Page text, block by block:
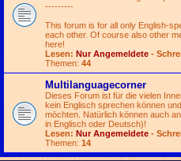
---------
This forum is for all only English-
each other. Of course also other
here!
Lesen: Nur Angemeldete -
Themen: 44
Multilanguagecorner
Dieses Forum ist für die vielen
kein Englisch sprechen können
möchten. Natürlich können auch
in Englisch oder Deutsch)!
Lesen: Nur Angemeldete -
Themen: 14